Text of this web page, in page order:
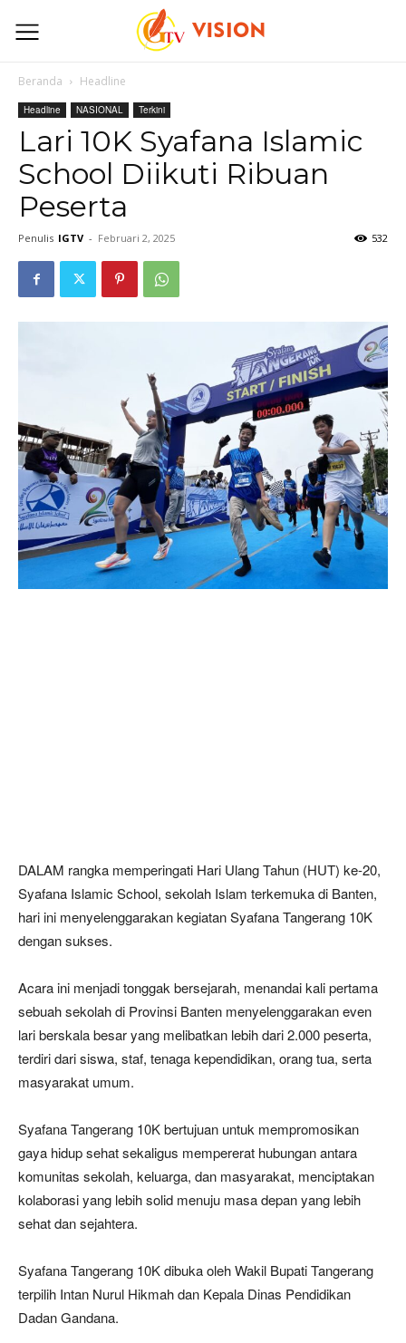
Beranda Headline
Headline NASIONAL Terkini
Lari 10K Syafana Islamic
School Diikuti Ribuan
Peserta
Penulis IGTV - Februari 2, 2025 532
DALAM rangka memperingati Hari Ulang Tahun (HUT) ke-20,
Syafana Islamic School, sekolah Islam terkemuka di Banten,
hari ini menyelenggarakan kegiatan Syafana Tangerang 10K
dengan sukses.
Acara ini menjadi tonggak bersejarah, menandai kali pertama
sebuah sekolah di Provinsi Banten menyelenggarakan even
lari berskala besar yang melibatkan lebih dari 2.000 peserta,
terdiri dari siswa, staf, tenaga kependidikan, orang tua, serta
masyarakat umum.
Syafana Tangerang 10K bertujuan untuk mempromosikan
gaya hidup sehat sekaligus mempererat hubungan antara
komunitas sekolah, keluarga, dan masyarakat, menciptakan
kolaborasi yang lebih solid menuju masa depan yang lebih
sehat dan sejahtera.
Syafana Tangerang 10K dibuka oleh Wakil Bupati Tangerang
terpilih Intan Nurul Hikmah dan Kepala Dinas Pendidikan
Dadan Gandana.